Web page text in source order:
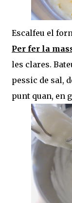
Escalfeu el
Per fer la
les clares.
pessic de sal,
punt quan, en